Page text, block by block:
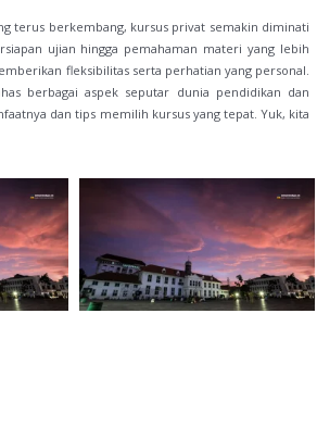
terus berkembang, kursus privat semakin diminati
ujian hingga pemahaman materi yang lebih
fleksibilitas serta perhatian yang personal.
berbagai aspek seputar dunia pendidikan dan
dan tips memilih kursus yang tepat. Yuk, kita